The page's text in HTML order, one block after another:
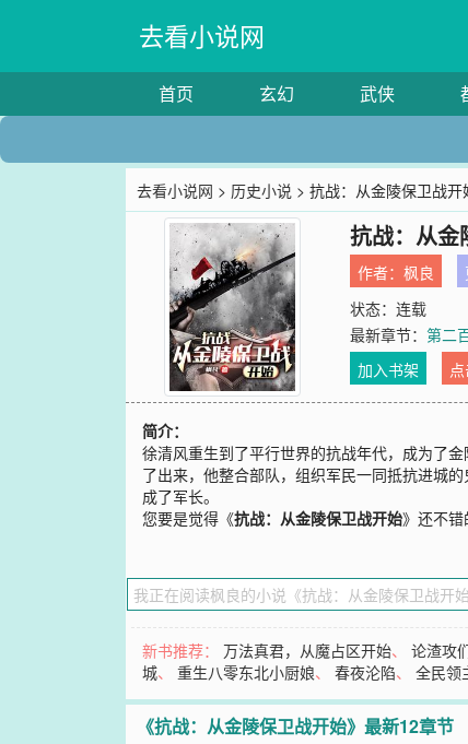
去看小说网
首页 玄幻 武侠
去看小说网 > 历史小说 > 抗战：从金陵保卫战开
抗战：从金
作者：枫良
状态：连载
最新章节：第二
加入书架
简介：
徐清风重生到了平行世界的抗战年代，成为了
了出来，他整合部队，组织军民一同抵抗进城
成了军长。
您要是觉得《抗战：从金陵保卫战开始》还不错
新书推荐：万法真君，从魔占区开始、论渣攻
城、重生八零东北小厨娘、春夜沦陷、全民领
《抗战：从金陵保卫战开始》最新12章节